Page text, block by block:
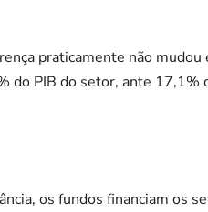
praticamente não
do PIB do setor, ante
os fundos financiam os